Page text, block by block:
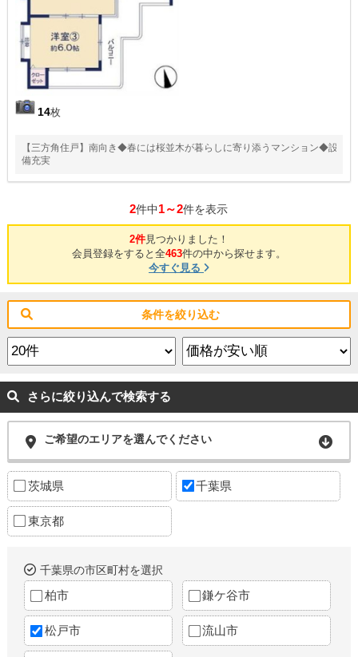
14枚
【三方角住戸】南向き◆春には桜並木が暮らしに寄り添うマンション◆設
備充実
2件中1～2件を表示
2件見つかりました！
会員登録をすると全463件の中から探せます。
今すぐ見る
条件を絞り込む
さらに絞り込んで検索する
ご希望のエリアを選んでください
茨城県 千葉県
東京都
千葉県の市区町村を選択
柏市 鎌ケ谷市
松戸市 流山市